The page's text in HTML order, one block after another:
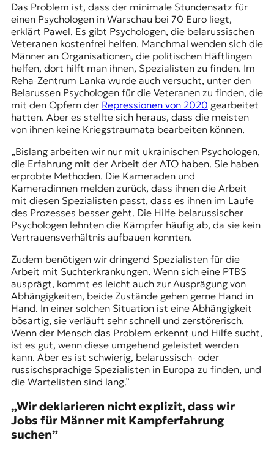
Das Problem ist, dass der minimale Stundensatz für
einen Psychologen in Warschau bei 70 Euro liegt,
erklärt Pawel. Es gibt Psychologen, die belarussischen
Veteranen kostenfrei helfen. Manchmal wenden sich die
Männer an Organisationen, die politischen Häftlingen
helfen, dort hilft man ihnen, Spezialisten zu finden. Im
Reha-Zentrum Lanka wurde auch versucht, unter den
Belarussen Psychologen für die Veteranen zu finden, die
mit den Opfern der Repressionen von 2020 gearbeitet
hatten. Aber es stellte sich heraus, dass die meisten
von ihnen keine Kriegstraumata bearbeiten können.
„Bislang arbeiten wir nur mit ukrainischen Psychologen,
die Erfahrung mit der Arbeit der ATOhaben. Sie haben
erprobte Methoden. Die Kameraden und
Kameradinnen melden zurück, dass ihnen die Arbeit
mit diesen Spezialisten passt, dass es ihnen im Laufe
des Prozesses besser geht. Die Hilfe belarussischer
Psychologen lehnten die Kämpfer häufig ab, da sie kein
Vertrauensverhältnis aufbauen konnten.
Zudem benötigen wir dringend Spezialisten für die
Arbeit mit Suchterkrankungen. Wenn sich eine PTBS
ausprägt, kommt es leicht auch zur Ausprägung von
Abhängigkeiten, beide Zustände gehen gerne Hand in
Hand. In einer solchen Situation ist eine Abhängigkeit
bösartig, sie verläuft sehr schnell und zerstörerisch.
Wenn der Mensch das Problem erkennt und Hilfe sucht,
ist es gut, wenn diese umgehend geleistet werden
kann. Aber es ist schwierig, belarussisch- oder
russischsprachige Spezialisten in Europa zu finden, und
die Wartelisten sind lang.”
„Wir deklarieren nicht explizit, dass wir
Jobs für Männer mit Kampferfahrung
suchen”